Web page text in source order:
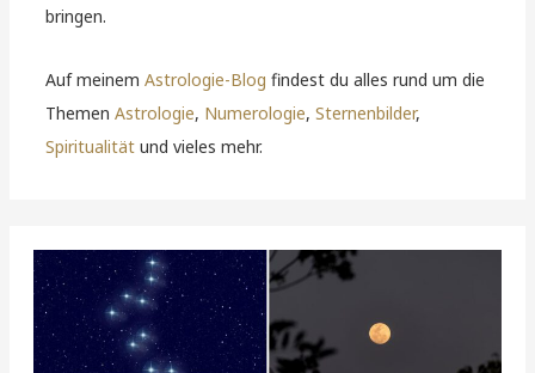
bringen.
Auf meinemAstrologie-Blog findest du alles rund um die
ThemenAstrologie, Numerologie,Sternenbilder,
Spiritualität und vieles mehr.